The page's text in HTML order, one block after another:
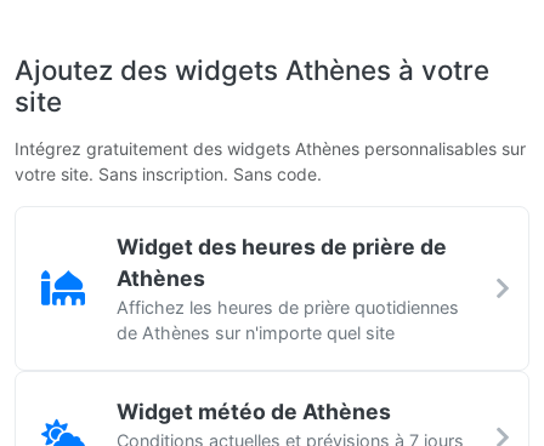
Ajoutez des widgets Athènes à votre
site
Intégrez gratuitement des widgets Athènes personnalisables sur
votre site. Sans inscription. Sans code.
Widget des heures de prière de
Athènes
Affichez les heures de prière quotidiennes
de Athènes sur n'importe quel site
Widget météo de Athènes
Conditions actuelles et prévisions à 7 jours